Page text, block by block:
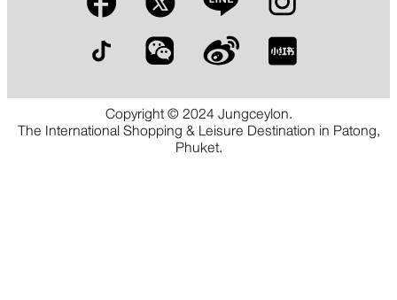
Copyright © 2024 Jungceylon.
The International Shopping & Leisure Destination in Patong,
Phuket.